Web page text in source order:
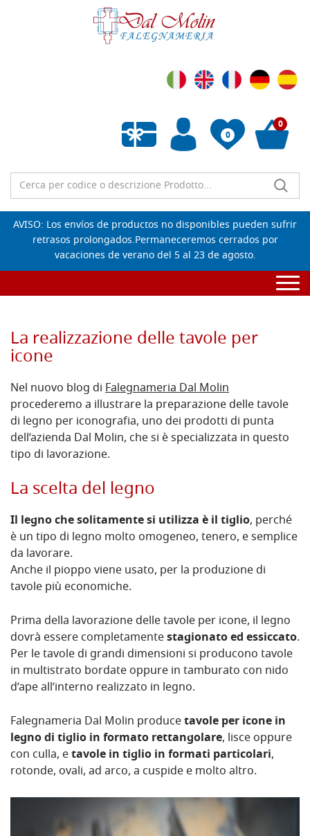
0
Wishlist vuota
0
AVISO: Los envíos de productos no disponibles pueden sufrir
retrasos prolongados.Permaneceremos cerrados por
vacaciones de verano del 5 al 23 de agosto.
La realizzazione delle tavole per
icone
Nel nuovo blog diFalegnameria Dal Molin
procederemo a illustrare la preparazione delle tavole
di legno per iconografia, uno dei prodotti di punta
dell’azienda Dal Molin, che si è specializzata in questo
tipo di lavorazione.
La scelta del legno
Il legno che solitamente si utilizza è il tiglio, perché
è un tipo di legno molto omogeneo, tenero, e semplice
da lavorare.
Anche il pioppo viene usato, per la produzione di
tavole più economiche.
Prima della lavorazione delle tavole per icone, il legno
dovrà essere completamentestagionato ed essiccato.
Per le tavole di grandi dimensioni si producono tavole
in multistrato bordate oppure in tamburato con nido
d’ape all’interno realizzato in legno.
Falegnameria Dal Molin producetavole per icone in
legno di tiglio in formato rettangolare, lisce oppure
con culla, etavole in tiglio in formati particolari,
rotonde, ovali, ad arco, a cuspide e molto altro.